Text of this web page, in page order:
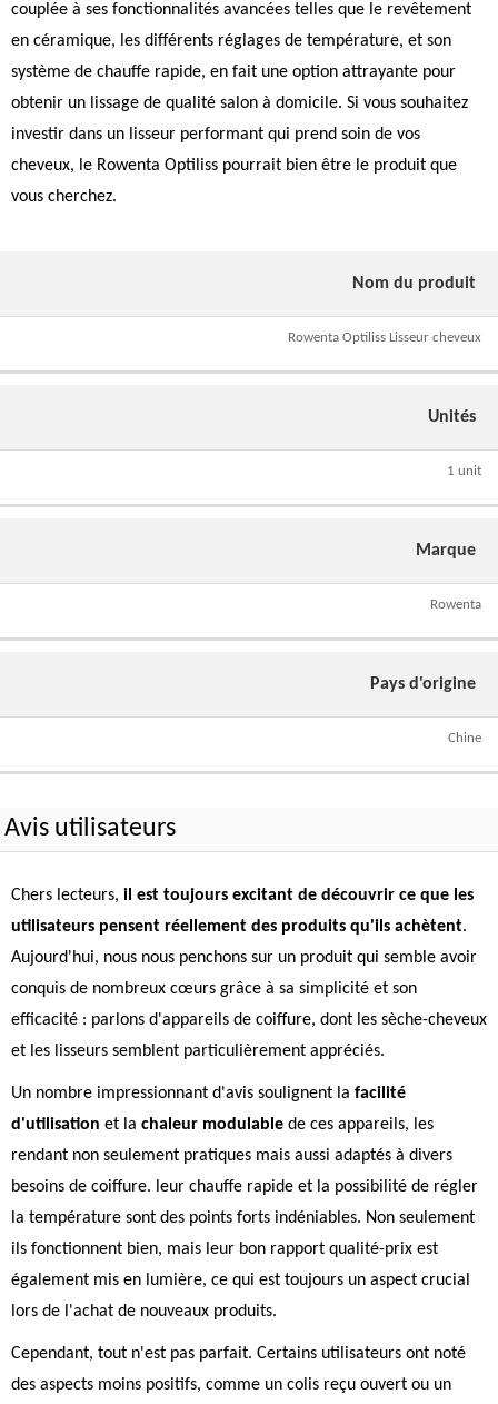
couplée à ses fonctionnalités avancées telles que le revêtement
en céramique, les différents réglages de température, et son
système de chauffe rapide, en fait une option attrayante pour
obtenir un lissage de qualité salon à domicile. Si vous souhaitez
investir dans un lisseur performant qui prend soin de vos
cheveux, le Rowenta Optiliss pourrait bien être le produit que
vous cherchez.
Nom du produit
Rowenta Optiliss Lisseur cheveux
Unités
1 unit
Marque
Rowenta
Pays d'origine
Chine
Avis utilisateurs
Chers lecteurs, il est toujours excitant de découvrir ce que les
utilisateurs pensent réellement des produits qu'ils achètent.
Aujourd'hui, nous nous penchons sur un produit qui semble avoir
conquis de nombreux cœurs grâce à sa simplicité et son
efficacité : parlons d'appareils de coiffure, dont les sèche-cheveux
et les lisseurs semblent particulièrement appréciés.
Un nombre impressionnant d'avis soulignent la facilité
d'utilisation et la chaleur modulable de ces appareils, les
rendant non seulement pratiques mais aussi adaptés à divers
besoins de coiffure. leur chauffe rapide et la possibilité de régler
la température sont des points forts indéniables. Non seulement
ils fonctionnent bien, mais leur bon rapport qualité-prix est
également mis en lumière, ce qui est toujours un aspect crucial
lors de l'achat de nouveaux produits.
Cependant, tout n'est pas parfait. Certains utilisateurs ont noté
des aspects moins positifs, comme un colis reçu ouvert ou un